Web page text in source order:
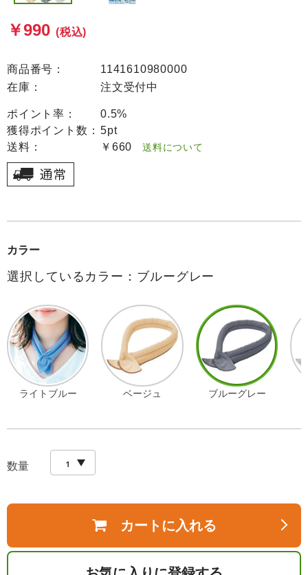
￥990 (税込)
商品番号：
1141610980000
在庫：
注文受付中
ポイント率：
0.5%
獲得ポイント数： 5pt
送料：
￥660 送料について
カラー
選択しているカラー：ブルーグレー
ライトブルー ベージュ ブルーグレー
数量
カートに入れる